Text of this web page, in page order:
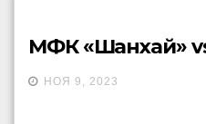
МФК «Шанхай»
НОЯ 9, 2023